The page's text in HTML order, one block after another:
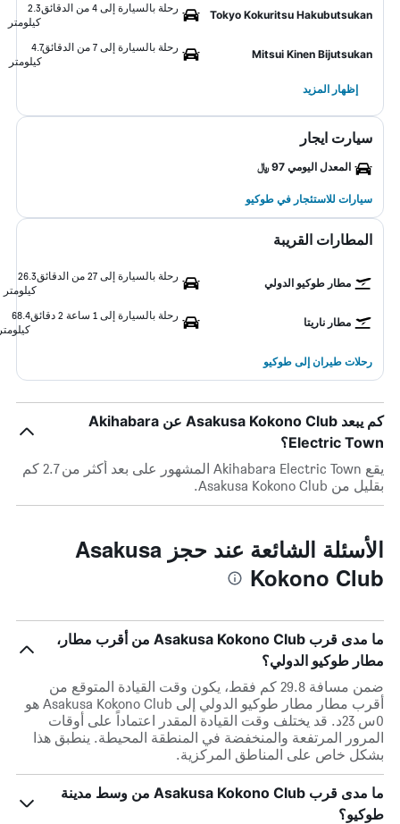
Tokyo Kokuritsu Hakubutsukan
رحلة بالسيارة إلى 4 من الدقائق
2.3
كيلومتر
Mitsui Kinen Bijutsukan
رحلة بالسيارة إلى 7 من الدقائق
4.7
كيلومتر
إظهار المزيد
سيارت ايجار
المعدل اليومي 97 ﷼
سيارات للاستئجار في طوكيو
المطارات القريبة
مطار طوكيو الدولي
رحلة بالسيارة إلى 27 من الدقائق
26.3
كيلومتر
مطار ناريتا
رحلة بالسيارة إلى 1 ساعة 2 دقائق
68.4
رحلات طيران إلى طوكيو
كم يبعد Asakusa Kokono Club عن Akihabara
Electric Town؟
يقع Akihabara Electric Town المشهور على بعد أكثر من 2.7 كم
بقليل من Asakusa Kokono Club.
الأسئلة الشائعة عند حجز Asakusa
Kokono Club
ما مدى قرب Asakusa Kokono Club من أقرب مطار،
مطار طوكيو الدولي؟
ضمن مسافة 29.8 كم فقط، يكون وقت القيادة المتوقع من
أقرب مطار مطار طوكيو الدولي إلى Asakusa Kokono Club هو
0س 23د. قد يختلف وقت القيادة المقدر اعتماداً على أوقات
المرور المرتفعة والمنخفضة في المنطقة المحيطة. ينطبق هذا
بشكل خاص على المناطق المركزية.
ما مدى قرب Asakusa Kokono Club من وسط مدينة
طوكيو؟